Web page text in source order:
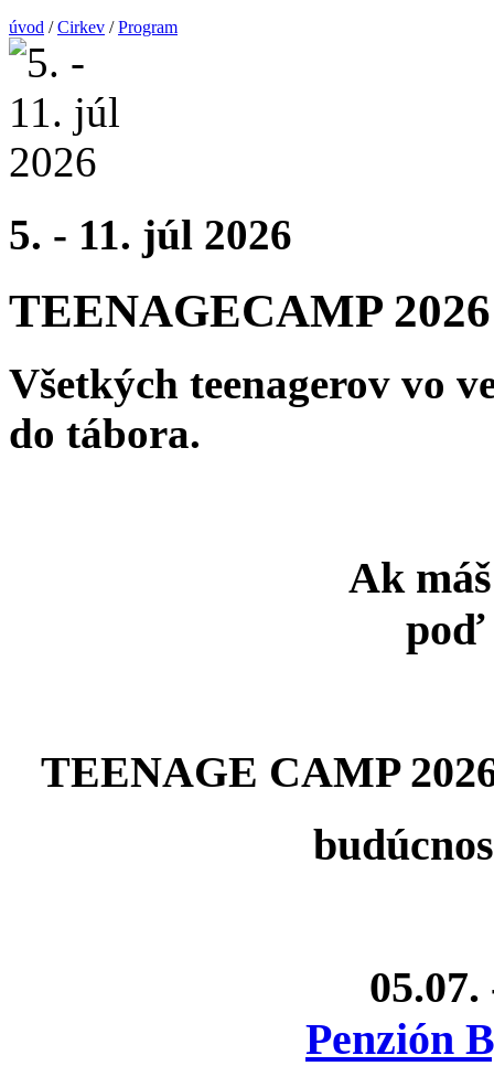
úvod /Cirkev /Program
5. - 11. júl 2026
TEENAGECAMP
Všetkých teenagerov vo
do tábora.
Ak
poď
TEENAGE CAMP
05.07.
Penzión